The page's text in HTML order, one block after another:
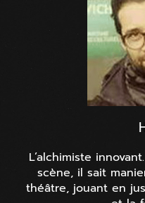
L’alchimiste
scène, il sait
théâtre, jouant en